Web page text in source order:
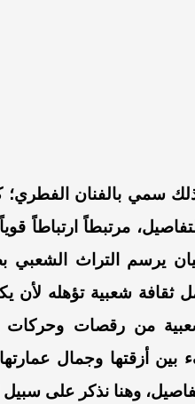
سمي بالفنان
مرتبطاً ارتباطاً
يرسم التراث الشعبي
ثقافة شعبية تؤهله
من رقصات وحركات
بين أزقتها وجمال
وهنا نذكر على